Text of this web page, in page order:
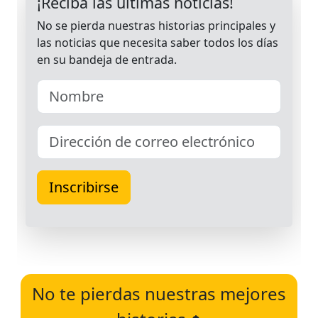
No te pierdas nuestras mejores